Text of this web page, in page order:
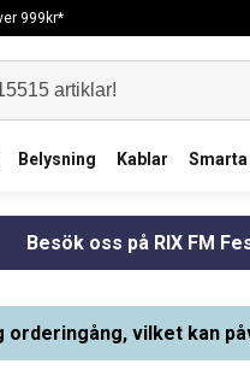
999kr*
Belysning Kablar Smarta
Besök oss på RIX FM
orderingång, vilket kan